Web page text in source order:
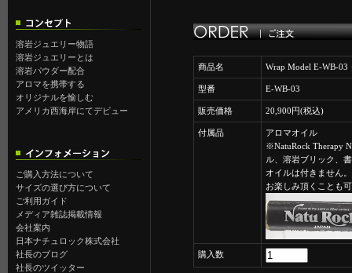
溶岩ジュエリー物語
溶岩ジュエリーとは
溶岩パウダー配合
アロマを携帯する
オリジナルを愉しむ
アメリカ西海岸にてデビュー
ご購入方法について
サイズの選び方について
ご利用ガイド
メディア雑誌掲載情報
会社案内
日本ナチュロック株式会社
社長のブログ
社長のツイッター
商品名 Wrap Model E-WB-03
型番 E-WB-03
販売価格 20,900円(税込)
付属品
アロマオイル
※NatuRock Therapy
ル、溶岩ブリック、
オイルは付きません
お楽しみ頂くことも
購入数